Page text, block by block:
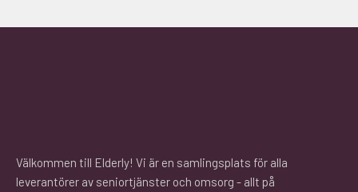
Välkommen till Elderly! Vi är en samlingsplats för alla
leverantörer av seniortjänster och omsorg - allt på